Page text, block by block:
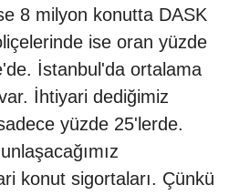
8 milyon konutta DASK
ise oran yüzde
İstanbul'da ortalama
İhtiyari dediğimiz
yüzde 25'lerde.
konut sigortaları. Çünkü